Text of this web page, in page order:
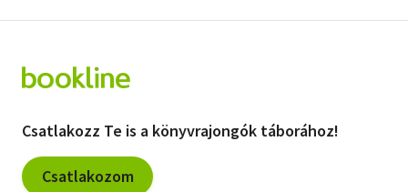
Csatlakozz Te is a könyvrajongók táborához!
Csatlakozom